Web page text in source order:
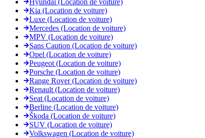
Kia (Location de voiture)
Luxe (Location de voiture)
Mercedes (Location de voiture)
MPV (Location de voiture)
Sans Caution (Location de voiture)
Opel (Location de voiture)
Peugeot (Location de voiture)
Porsche (Location de voiture)
Range Rover (Location de voiture)
Renault (Location de voiture)
Seat (Location de voiture)
Berline (Location de voiture)
Škoda (Location de voiture)
SUV (Location de voiture)
Volkswagen (Location de voiture)